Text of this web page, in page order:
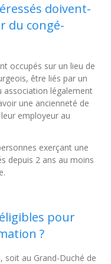
doivent-
du congé-
occupés sur un lieu de
être liés par un
association légalement
une ancienneté de
employeur au
exerçant une
depuis 2 ans au moins
pour
?
soit au Grand-Duché de